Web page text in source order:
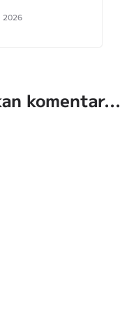
2026
komentar...